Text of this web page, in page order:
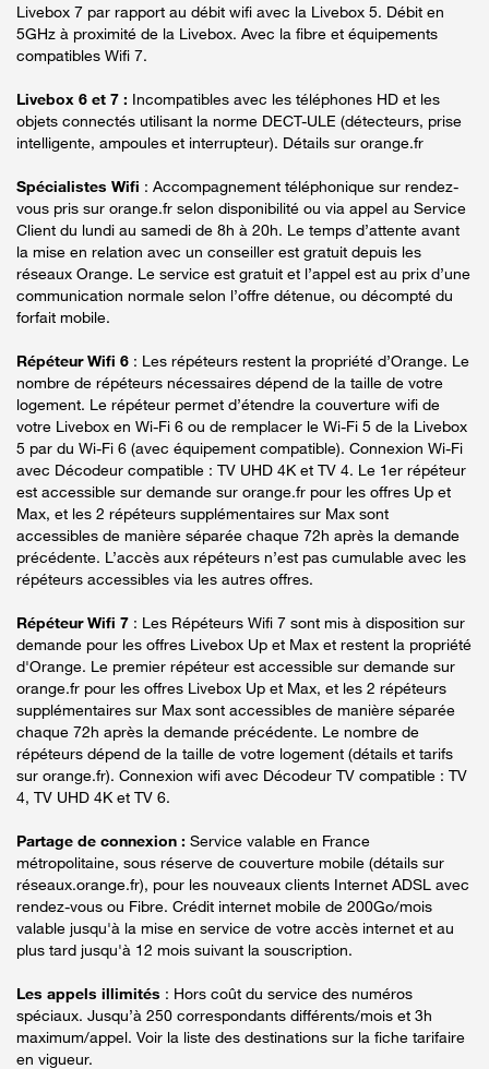
Livebox 7 par rapport au débit wifi avec la Livebox 5. Débit en
5GHz à proximité de la Livebox. Avec la fibre et équipements
compatibles Wifi 7.
Livebox 6 et 7 : Incompatibles avec les téléphones HD et les
objets connectés utilisant la norme DECT-ULE (détecteurs, prise
intelligente, ampoules et interrupteur). Détails sur orange.fr
Spécialistes Wifi : Accompagnement téléphonique sur rendez-
vous pris sur orange.fr selon disponibilité ou via appel au Service
Client du lundi au samedi de 8h à 20h. Le temps d’attente avant
la mise en relation avec un conseiller est gratuit depuis les
réseaux Orange. Le service est gratuit et l’appel est au prix d’une
communication normale selon l’offre détenue, ou décompté du
forfait mobile.
Répéteur Wifi 6 : Les répéteurs restent la propriété d’Orange. Le
nombre de répéteurs nécessaires dépend de la taille de votre
logement. Le répéteur permet d’étendre la couverture wifi de
votre Livebox en Wi-Fi 6 ou de remplacer le Wi-Fi 5 de la Livebox
5 par du Wi-Fi 6 (avec équipement compatible). Connexion Wi-Fi
avec Décodeur compatible : TV UHD 4K et TV 4. Le 1er répéteur
est accessible sur demande sur orange.fr pour les offres Up et
Max, et les 2 répéteurs supplémentaires sur Max sont
accessibles de manière séparée chaque 72h après la demande
précédente. L’accès aux répéteurs n’est pas cumulable avec les
répéteurs accessibles via les autres offres.
Répéteur Wifi 7 : Les Répéteurs Wifi 7 sont mis à disposition sur
demande pour les offres Livebox Up et Max et restent la propriété
d'Orange. Le premier répéteur est accessible sur demande sur
orange.fr pour les offres Livebox Up et Max, et les 2 répéteurs
supplémentaires sur Max sont accessibles de manière séparée
chaque 72h après la demande précédente. Le nombre de
répéteurs dépend de la taille de votre logement (détails et tarifs
sur orange.fr). Connexion wifi avec Décodeur TV compatible : TV
4, TV UHD 4K et TV 6.
Partage de connexion : Service valable en France
métropolitaine, sous réserve de couverture mobile (détails sur
réseaux.orange.fr), pour les nouveaux clients Internet ADSL avec
rendez-vous ou Fibre. Crédit internet mobile de 200Go/mois
valable jusqu'à la mise en service de votre accès internet et au
plus tard jusqu'à 12 mois suivant la souscription.
Les appels illimités : Hors coût du service des numéros
spéciaux. Jusqu’à 250 correspondants différents/mois et 3h
maximum/appel. Voir la liste des destinations sur la fiche tarifaire
en vigueur.